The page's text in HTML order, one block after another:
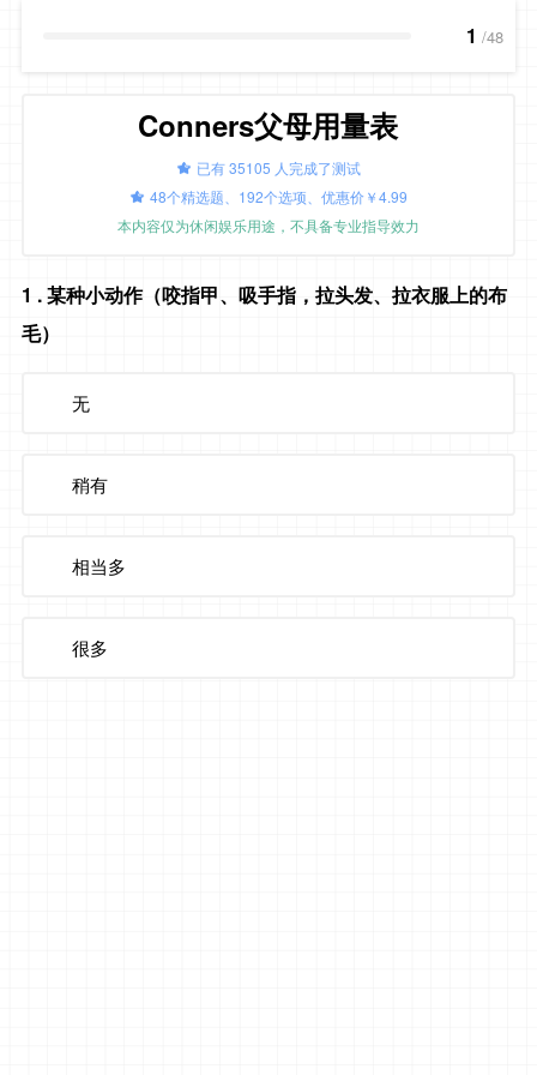
1/48
Conners父母用量表
已有 35105 人完成了测试
48个精选题、192个选项、优惠价￥4.99
本内容仅为休闲娱乐用途，不具备专业指导效力
1 . 某种小动作（咬指甲、吸手指，拉头发、拉衣服上的布
毛）
无
稍有
相当多
很多